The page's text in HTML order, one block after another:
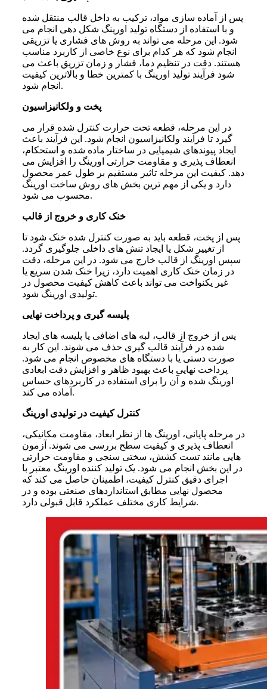
پس از آماده سازی مواد، ترکیب به داخل قالب منتقل شده
و با استفاده از دستگاه تولید اورینگ شکل دهی انجام می
شود. این مرحله می تواند به روش های فشاری یا تزریقی
انجام شود که هر کدام برای نوع خاصی از کاربرد مناسب
هستند. دقت در تنظیم دما، فشار و زمان تزریق باعث می
شود فرآیند تولید اورینگ با کمترین خطا و بالاترین کیفیت
انجام شود.
پخت و ولکانیزاسیون
در این مرحله، قطعه تحت حرارت کنترل شده قرار می
گیرد تا فرآیند ولکانیزاسیون انجام شود. این فرآیند باعث
ایجاد پیوندهای شیمیایی در ساختار ماده شده و استحکام،
انعطاف پذیری و مقاومت حرارتی اورینگ را افزایش می
دهد. کیفیت این مرحله تاثیر مستقیم بر طول عمر محصول
دارد و یکی از مهم ترین بخش های روش ساخت اورینگ
محسوب می شود.
خنک کاری و خروج از قالب
پس از پخت، قطعه باید به صورت کنترل شده خنک شود تا
از تغییر شکل یا ایجاد تنش های داخلی جلوگیری گردد.
سپس اورینگ از قالب خارج می شود. در این مرحله، دقت
در زمان خنک کاری اهمیت دارد، زیرا خنک شدن سریع یا
غیر یکنواخت می تواند باعث کاهش کیفیت محصول در
تولیدی اورینگ شود.
پلیسه گیری و پرداخت نهایی
پس از خروج از قالب، لبه های اضافی یا پلیسه های ایجاد
شده در فرآیند قالب گیری حذف می شوند. این کار به
صورت دستی یا با دستگاه های مخصوص انجام می شود.
پرداخت نهایی باعث بهبود ظاهر و افزایش دقت ابعادی
اورینگ شده و آن را برای استفاده در کاربردهای حساس
آماده می کند.
کنترل کیفیت در تولیدی اورینگ
در مرحله پایانی، اورینگ ها از نظر ابعاد، مقاومت مکانیکی،
انعطاف پذیری و کیفیت سطح بررسی می شوند. آزمون
هایی مانند تست کشش، سختی سنجی و مقاومت حرارتی
در این بخش انجام می شود. یک تولید کننده اورینگ معتبر با
اجرای دقیق کنترل کیفیت، اطمینان حاصل می کند که
محصول نهایی مطابق استانداردهای صنعتی بوده و در
شرایط کاری مختلف عملکرد قابل قبولی دارد.